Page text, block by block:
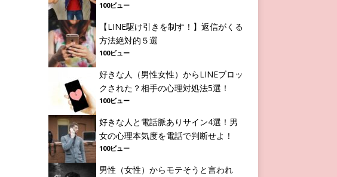
100ビュー
【LINE駆け引きを制す！】返信がくる
方法絶対的５選
100ビュー
好きな人（男性女性）からLINEブロッ
クされた？相手の心理対処法5選！
100ビュー
好きな人と電話脈ありサイン4選！男
女の心理本気度を電話で判断せよ！
100ビュー
男性（女性）からモテそうと言われ